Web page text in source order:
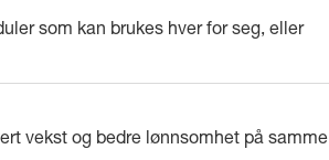
som kan brukes hver for seg, eller
vekst og bedre lønnsomhet på samme